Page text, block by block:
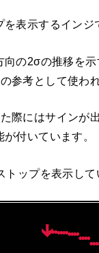
表示するインジ
の2σの推移を
参考として使われ
際にはサインが
付いています。
ップを表示して